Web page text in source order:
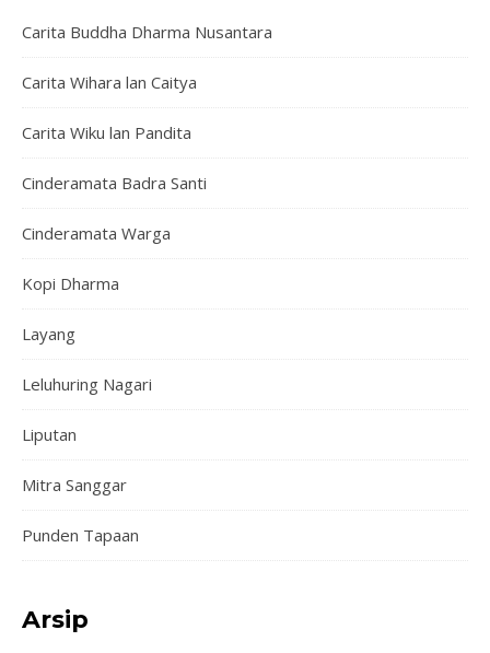
Carita Buddha Dharma Nusantara
Carita Wihara lan Caitya
Carita Wiku lan Pandita
Cinderamata Badra Santi
Cinderamata Warga
Kopi Dharma
Layang
Leluhuring Nagari
Liputan
Mitra Sanggar
Punden Tapaan
Arsip